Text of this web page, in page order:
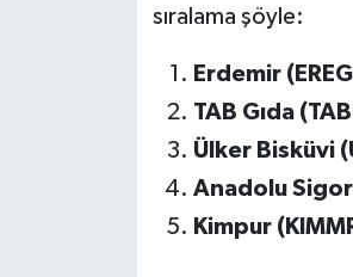
sıralama şöyle:
Erdemir
TAB Gıda
Ülker Bisküvi
Anadolu
Kimpur